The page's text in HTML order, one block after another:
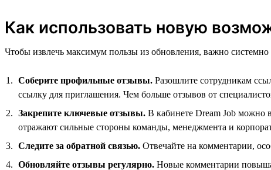
Как использовать новую
Чтобы извлечь максимум пользы из обновления, важно системно
Соберите профильные отзывы. Разошлите сотрудникам
ссылку для приглашения. Чем больше отзывов от
Закрепите ключевые отзывы. В кабинете Dream Job можно
отражают сильные стороны команды, менеджмента и
Следите за обратной связью. Отвечайте на комментарии,
Обновляйте отзывы регулярно. Новые комментарии